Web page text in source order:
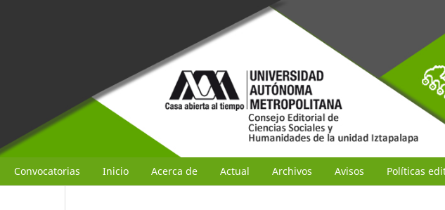
Convocatorias Inicio Acerca de Actual Archivos Avisos Políticas